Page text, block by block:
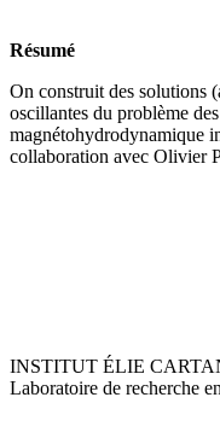
Résumé
On construit des solutions
oscillantes du problème
magnétohydrodynamique
collaboration avec Olivier
INSTITUT ÉLIE
Laboratoire de recherche